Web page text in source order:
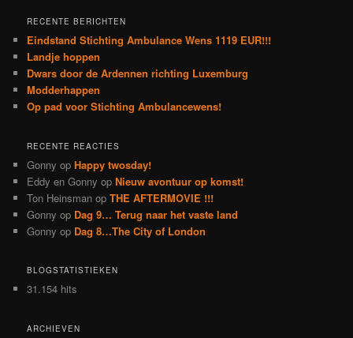
RECENTE BERICHTEN
Eindstand Stichting Ambulance Wens 1119 EUR!!!
Landje hoppen
Dwars door de Ardennen richting Luxemburg
Modderhappen
Op pad voor Stichting Ambulancewens!
RECENTE REACTIES
Gonny opHappy twosday!
Eddy en Gonny opNieuw avontuur op komst!
Ton Heinsman opTHE AFTERMOVIE !!!
Gonny op Dag 9… Terug naar het vaste land
Gonny op Dag 8…The City of London
BLOGSTATISTIEKEN
31.154 hits
ARCHIEVEN